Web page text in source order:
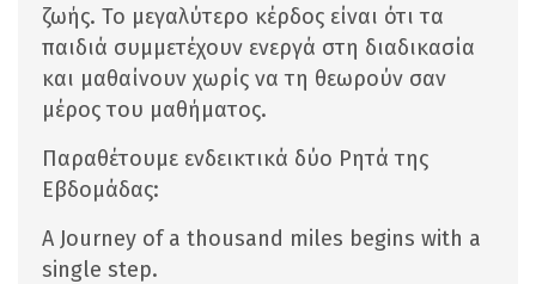
ζωής. Το μεγαλύτερο κέρδος είναι ότι τα
παιδιά συμμετέχουν ενεργά στη διαδικασία
και μαθαίνουν χωρίς να τη θεωρούν σαν
μέρος του μαθήματος.
Παραθέτουμε ενδεικτικά δύο Ρητά της
Εβδομάδας:
A Journey of a thousand miles begins with a
single step.